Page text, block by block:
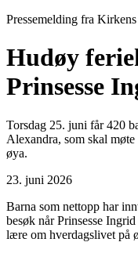
Pressemelding fra
Hudøy
Prinsesse
Torsdag 25. juni får 420
Alexandra, som skal
øya.
23. juni 2026
Barna som nettopp har
besøk når Prinsesse
lære om hverdagslivet på